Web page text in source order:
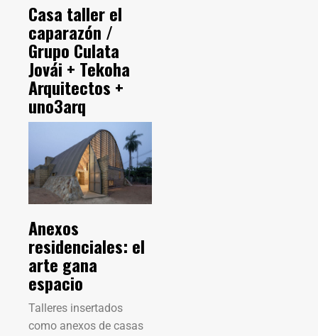
Casa taller el
caparazón /
Grupo Culata
Jovái + Tekoha
Arquitectos +
uno3arq
Anexos
residenciales: el
arte gana
espacio
Talleres insertados
como anexos de casas